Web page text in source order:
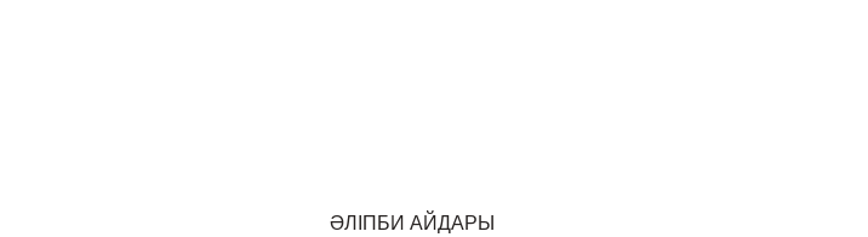
ӘЛІПБИ АЙДАРЫ